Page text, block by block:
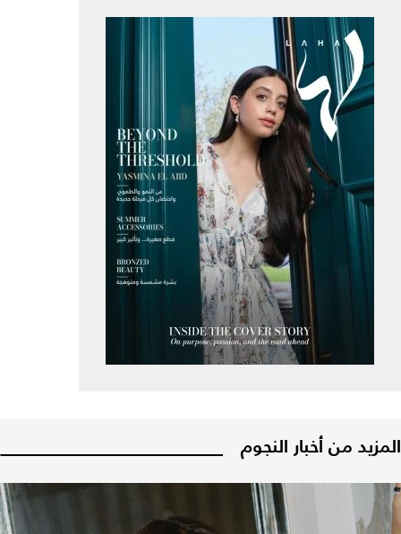
المزيد من أخبار النجوم